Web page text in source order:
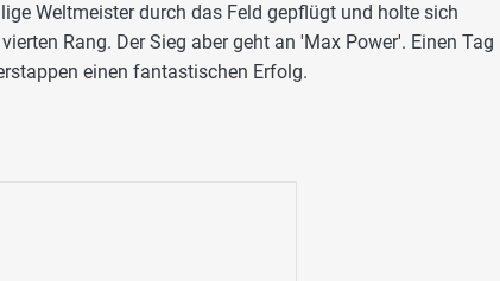
Weltmeister durch das Feld gepflügt und holte sich
Rang. Der Sieg aber geht an 'Max Power'. Einen Tag
einen fantastischen Erfolg.